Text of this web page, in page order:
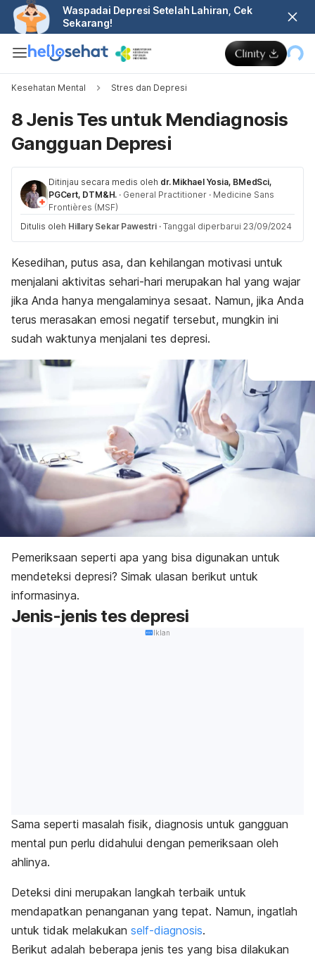
Waspadai Depresi Setelah Lahiran, Cek
Sekarang!
Kesehatan Mental Stres dan Depresi
8 Jenis Tes untuk Mendiagnosis
Gangguan Depresi
Ditinjau secara medis oleh dr. Mikhael Yosia, BMedSci,
PGCert, DTM&H. · General Practitioner · Medicine Sans
Frontières (MSF)
Ditulis oleh Hillary Sekar Pawestri · Tanggal diperbarui 23/09/2024
Kesedihan, putus asa, dan kehilangan motivasi untuk
menjalani aktivitas sehari-hari merupakan hal yang wajar
jika Anda hanya mengalaminya sesaat. Namun, jika Anda
terus merasakan emosi negatif tersebut, mungkin ini
sudah waktunya menjalani tes depresi.
Pemeriksaan seperti apa yang bisa digunakan untuk
mendeteksi depresi? Simak ulasan berikut untuk
informasinya.
Jenis-jenis tes depresi
Iklan
Sama seperti masalah fisik, diagnosis untuk gangguan
mental pun perlu didahului dengan pemeriksaan oleh
ahlinya.
Deteksi dini merupakan langkah terbaik untuk
mendapatkan penanganan yang tepat. Namun, ingatlah
untuk tidak melakukan self-diagnosis.
Berikut adalah beberapa jenis tes yang bisa dilakukan